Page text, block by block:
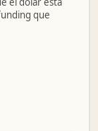
que